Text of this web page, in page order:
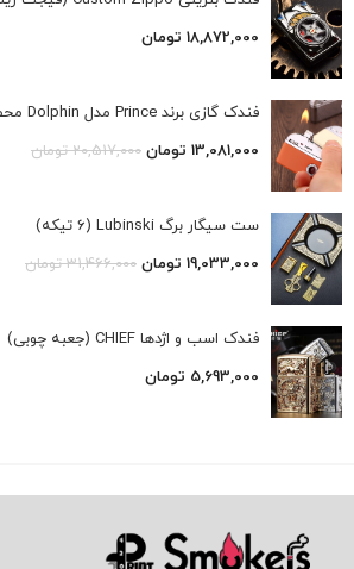
18,872,000 تومان
فندک گازی برند Prince مدل Dolphin محصول ژاپن اورجینال
13,081,000 تومان 20,517,000 تومان
ست سیگار برگ Lubinski (6 تیکه)
19,033,000 تومان 31,466,000 تومان
فندک اسب و اژدها CHIEF (جعبه چوبی)
5,693,000 تومان